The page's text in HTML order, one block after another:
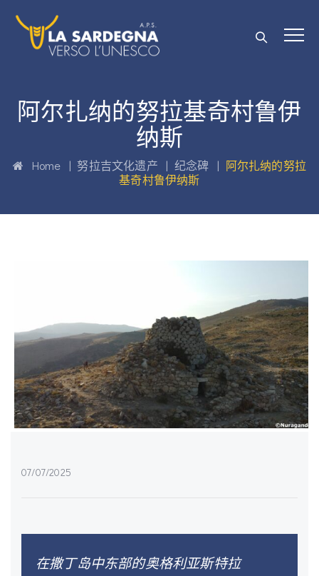
阿尔扎纳的努拉基奇村鲁伊
纳斯
Home | 努拉吉文化遗产 | 纪念碑 | 阿尔扎纳的努拉
基奇村鲁伊纳斯
07/07/2025
在撒丁岛中东部的奥格利亚斯特拉